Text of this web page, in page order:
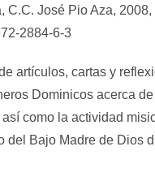
C.C. José Pio Aza, 2008,
2884-6-3
artículos, cartas y
Dominicos acerca
así como la actividad
del Bajo Madre de Dios